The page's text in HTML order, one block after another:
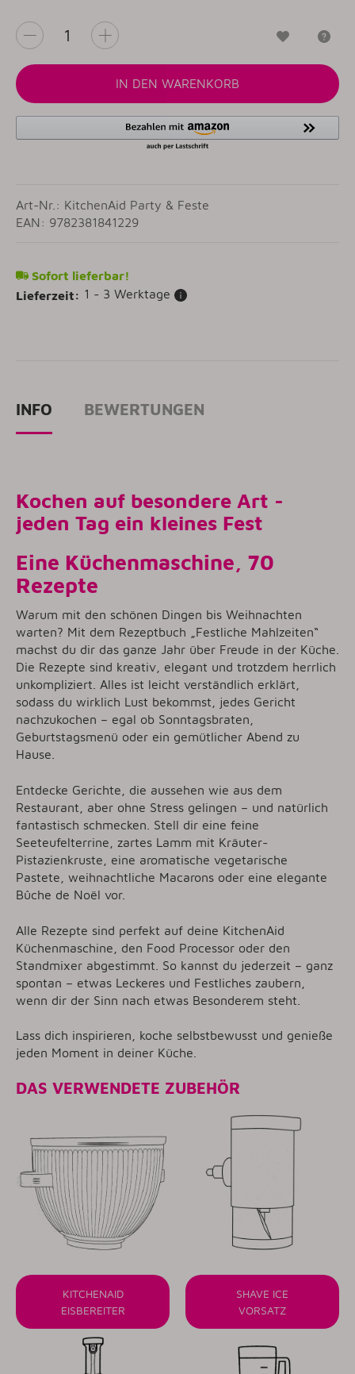
IN DEN WARENKORB
Art-Nr.: KitchenAid Party & Feste
EAN: 9782381841229
Sofort lieferbar!
Lieferzeit: 1 - 3 Werktage
INFO BEWERTUNGEN
Kochen auf besondere Art -
jeden Tag ein kleines Fest
Eine Küchenmaschine, 70
Rezepte
Warum mit den schönen Dingen bis Weihnachten
warten? Mit dem Rezeptbuch „Festliche Mahlzeiten“
machst du dir das ganze Jahr über Freude in der Küche.
Die Rezepte sind kreativ, elegant und trotzdem herrlich
unkompliziert. Alles ist leicht verständlich erklärt,
sodass du wirklich Lust bekommst, jedes Gericht
nachzukochen – egal ob Sonntagsbraten,
Geburtstagsmenü oder ein gemütlicher Abend zu
Hause.
Entdecke Gerichte, die aussehen wie aus dem
Restaurant, aber ohne Stress gelingen – und natürlich
fantastisch schmecken. Stell dir eine feine
Seeteufelterrine, zartes Lamm mit Kräuter-
Pistazienkruste, eine aromatische vegetarische
Pastete, weihnachtliche Macarons oder eine elegante
Bûche de Noël vor.
Alle Rezepte sind perfekt auf deine KitchenAid
Küchenmaschine, den Food Processor oder den
Standmixer abgestimmt. So kannst du jederzeit – ganz
spontan – etwas Leckeres und Festliches zaubern,
wenn dir der Sinn nach etwas Besonderem steht.
Lass dich inspirieren, koche selbstbewusst und genieße
jeden Moment in deiner Küche.
DAS VERWENDETE ZUBEHÖR
KITCHENAID
EISBEREITER
SHAVE ICE
VORSATZ